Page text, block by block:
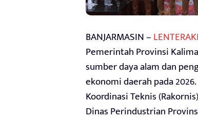
BANJARMASIN –
Pemerintah Provinsi
sumber daya alam dan
ekonomi daerah pada
Koordinasi Teknis
Dinas Perindustrian